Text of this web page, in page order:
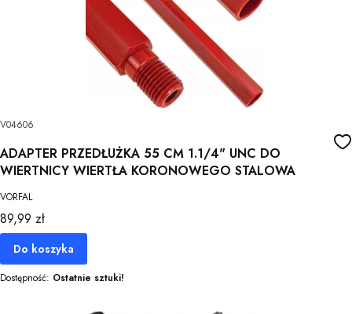
V04606
ADAPTER PRZEDŁUŻKA 55 CM 1.1/4" UNC DO
WIERTNICY WIERTŁA KORONOWEGO STALOWA
VORFAL
Cena
89,99 zł
Do koszyka
Dostępność: Ostatnie sztuki!